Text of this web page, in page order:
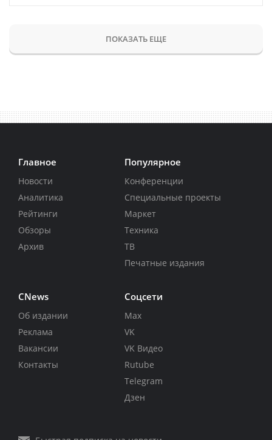
ПОКАЗАТЬ ЕЩЕ
Главное
Новости
Аналитика
Рейтинги
Обзоры
Архив
Популярное
Конференции
Специальные проекты
Маркет
Техника
ТВ
Печатные издания
CNews
Об издании
Реклама
Вакансии
Контакты
Соцсети
Max
VK
VK Видео
Rutube
Telegram
Дзен